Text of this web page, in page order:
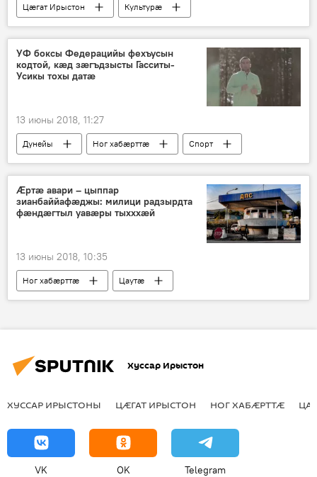
Цӕгат Ирыстон Культурӕ
УФ боксы Федерацийы фехъусын
кодтой, кӕд зӕгъдзысты Гасситы-
Усикы тохы датӕ
13 июны 2018, 11:27
Дунейы Ног хабӕрттӕ Спорт
Ӕртӕ авари – цыппар
зианбаййафӕджы: милици радзырдта
фӕндӕгтыл уавӕры тыхххӕй
13 июны 2018, 10:35
Ног хабӕрттӕ
Цаутӕ
Хуссар Ирыстоны
Хуссар Ирыстон
ХУССАР ИРЫСТОНЫ ЦӔГАТ ИРЫСТОН НОГ ХАБӔРТТӔ
VK OK Telegram